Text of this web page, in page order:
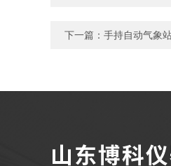
下一篇： 手持自动气象